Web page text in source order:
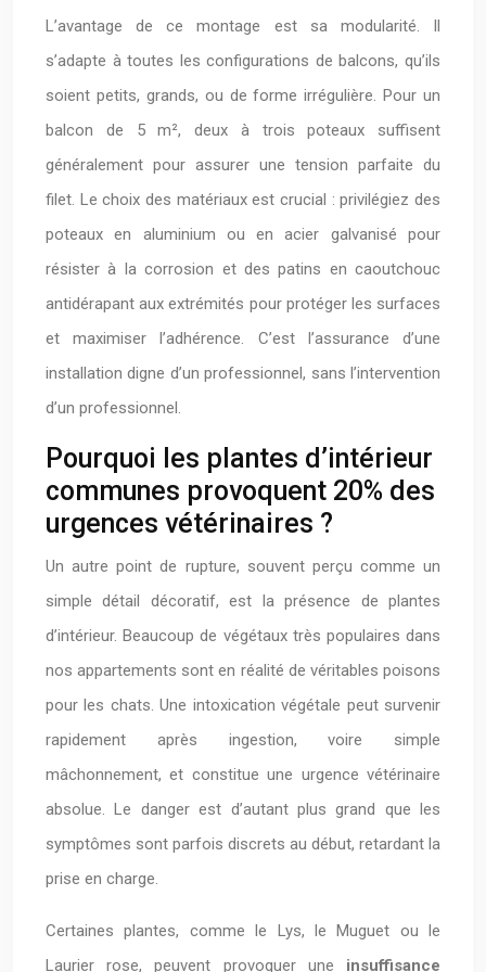
L’avantage de ce montage est sa modularité. Il
s’adapte à toutes les configurations de balcons, qu’ils
soient petits, grands, ou de forme irrégulière. Pour un
balcon de 5 m², deux à trois poteaux suffisent
généralement pour assurer une tension parfaite du
filet. Le choix des matériaux est crucial : privilégiez des
poteaux en aluminium ou en acier galvanisé pour
résister à la corrosion et des patins en caoutchouc
antidérapant aux extrémités pour protéger les surfaces
et maximiser l’adhérence. C’est l’assurance d’une
installation digne d’un professionnel, sans l’intervention
d’un professionnel.
Pourquoi les plantes d’intérieur
communes provoquent 20% des
urgences vétérinaires ?
Un autre point de rupture, souvent perçu comme un
simple détail décoratif, est la présence de plantes
d’intérieur. Beaucoup de végétaux très populaires dans
nos appartements sont en réalité de véritables poisons
pour les chats. Une intoxication végétale peut survenir
rapidement après ingestion, voire simple
mâchonnement, et constitue une urgence vétérinaire
absolue. Le danger est d’autant plus grand que les
symptômes sont parfois discrets au début, retardant la
prise en charge.
Certaines plantes, comme le Lys, le Muguet ou le
Laurier rose, peuvent provoquer une insuffisance